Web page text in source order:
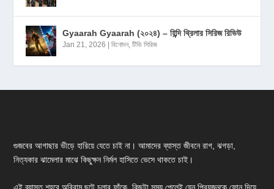
Gyaarah Gyaarah (২০২৪) – হিন্দি থ্রিলার সিরিজ রিভিউ
Jan 21, 2026 |বিনোদন,টিভি সিরিজ
গুজবের আগাছার ভীড়ে হারিয়ে যেতে চাই না। আমাদের ব্যাস্ত জীবনে রাগ, ঝগড়া,
নিত্যকার ঝামেলার মাঝে কিছুক্ষন নির্মল হাসিতে ভেসে থাকতে চাই।